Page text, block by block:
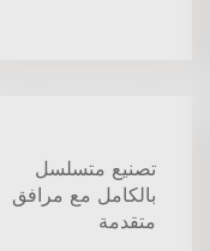
تصنيع متسلسل
بالكامل مع مرافق
متقدمة